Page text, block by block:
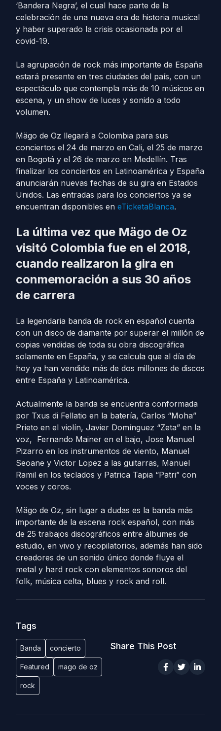
‘Bandera Negra’, el cual hace parte de la
celebración de una nueva era de historia musical
y haber superado la crisis ocasionada por el
covid-19.
La agrupación de rock más importante de España
estará presente en tres ciudades del país, con un
espectáculo que contempla más de 10 músicos en
escena, y un show de luces y sonido a todo
volumen.
Mägo de Oz llegará a Colombia para sus
conciertos el 24 de marzo en Cali, el 25 de marzo
en Bogotá y el 26 de marzo en Medellín. Tras
finalizar los conciertos en Latinoamérica y España
anunciarán nuevas fechas de su gira en Estados
Unidos. Las entradas para los conciertos ya se
encuentran disponibles en eTicketaBlanca.
La última vez que Mägo de Oz
visitó Colombia fue en el 2018,
cuando realizaron la gira en
conmemoración a sus 30 años
de carrera
La legendaria banda de rock en español cuenta
con un disco de diamante por superar el millón de
copias vendidas de toda su obra discográfica
solamente en España, y se calcula que al día de
hoy ya han vendido más de dos millones de discos
entre España y Latinoamérica.
Actualmente la banda se encuentra conformada
por Txus di Fellatio en la batería, Carlos “Moha”
Prieto en el violín, Javier Domínguez “Zeta” en la
voz, Fernando Mainer en el bajo, Jose Manuel
Pizarro en los instrumentos de viento, Manuel
Seoane y Victor Lopez a las guitarras, Manuel
Ramil en los teclados y Patrica Tapia “Patri” con
voces y coros.
Mägo de Oz, sin lugar a dudas es la banda más
importante de la escena rock español, con más
de 25 trabajos discográficos entre álbumes de
estudio, en vivo y recopilatorios, además han sido
creadores de un sonido único donde fluye el
metal y hard rock con elementos sonoros del
folk, música celta, blues y rock and roll.
Tags
Banda concierto
Featured mago de oz
rock
Share This Post